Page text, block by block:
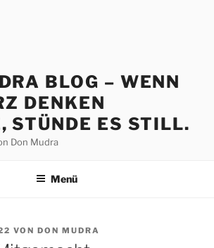
BLOG – WENN
DENKEN
STÜNDE ES STILL.
Don Mudra
Menü
VON DON MUDRA